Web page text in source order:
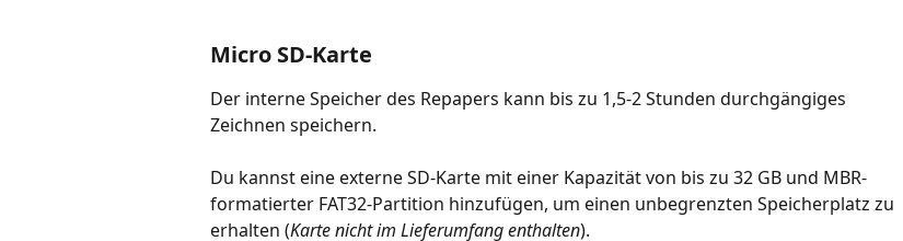
Micro SD-Karte
Der interne Speicher des Repapers kann bis zu 1,5-2 Stunden durchgängiges
Zeichnen speichern.
Du kannst eine externe SD-Karte mit einer Kapazität von bis zu 32 GB und MBR-
formatierter FAT32-Partition hinzufügen, um einen unbegrenzten Speicherplatz zu
erhalten (Karte nicht im Lieferumfang enthalten).